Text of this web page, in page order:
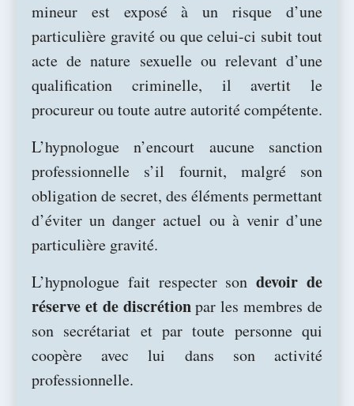
mineur est exposé à un risque d’une
particulière gravité ou que celui-ci subit tout
acte de nature sexuelle ou relevant d’une
qualification criminelle, il avertit le
procureur ou toute autre autorité compétente.
L’hypnologue n’encourt aucune sanction
professionnelle s’il fournit, malgré son
obligation de secret, des éléments permettant
d’éviter un danger actuel ou à venir d’une
particulière gravité.
L’hypnologue fait respecter sondevoir de
réserve et de discrétionpar les membres de
son secrétariat et par toute personne qui
coopère avec lui dans son activité
professionnelle.